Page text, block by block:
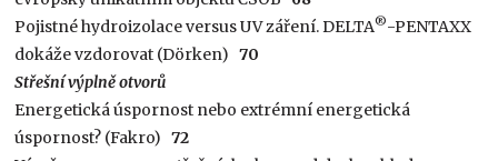
Pojistné hydroizolace versus UV záření. DELTA®-PENTAXX
dokáže vzdorovat (Dörken)70
Střešní výplně otvorů
Energetická úspornost nebo extrémní energetická
úspornost? (Fakro)72